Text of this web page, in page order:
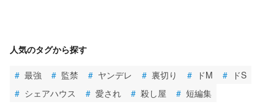
人気のタグから探す
# 最強 # 監禁 # ヤンデレ # 裏切り # ドM #
ドS
# シェアハウス # 愛され # 殺し屋 # 短編集